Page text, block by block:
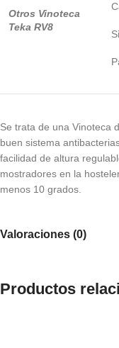
Otros Vinoteca
Teka RV8
Se trata de una Vinoteca
buen sistema
facilidad de altura
mostradores en la
menos 10 grados.
Valoraciones (0)
Productos